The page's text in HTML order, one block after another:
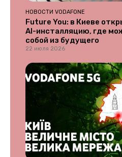
НОВОСТИ VODAFONE
Future You: в Киеве
AI-инсталляцию, где
собой из будущего
22 июля 2026